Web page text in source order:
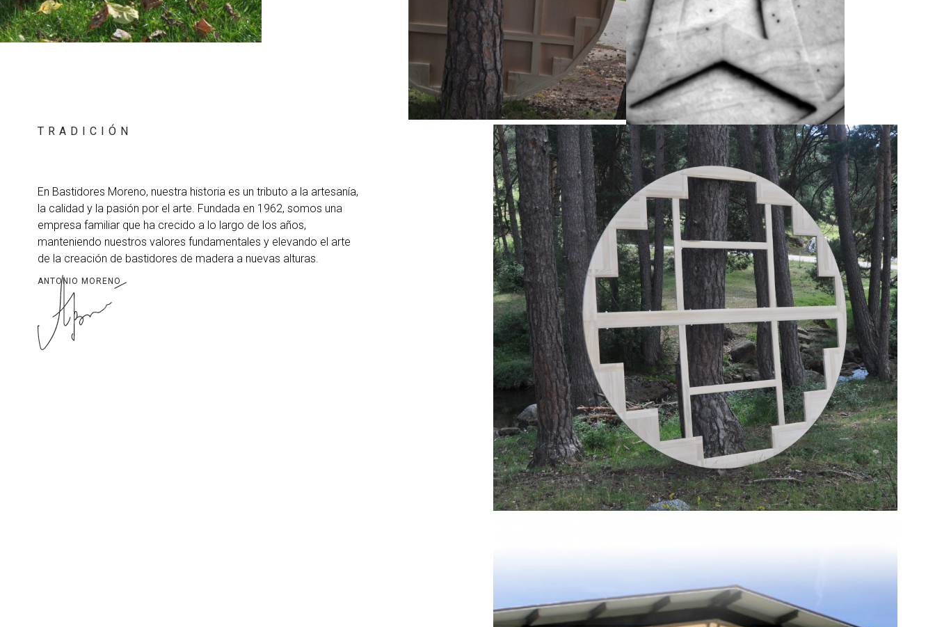
TRADICIÓN
En Bastidores Moreno, nuestra historia es un tributo a la artesanía,
la calidad y la pasión por el arte. Fundada en 1962, somos una
empresa familiar que ha crecido a lo largo de los años,
manteniendo nuestros valores fundamentales y elevando el arte
de la creación de bastidores de madera a nuevas alturas.
ANTONIO MORENO